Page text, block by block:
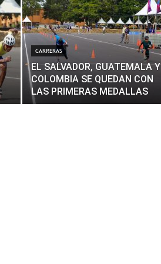
CARRERAS
EL SALVADOR, GUATEMALA Y
COLOMBIA SE QUEDAN CON
LAS PRIMERAS MEDALLAS